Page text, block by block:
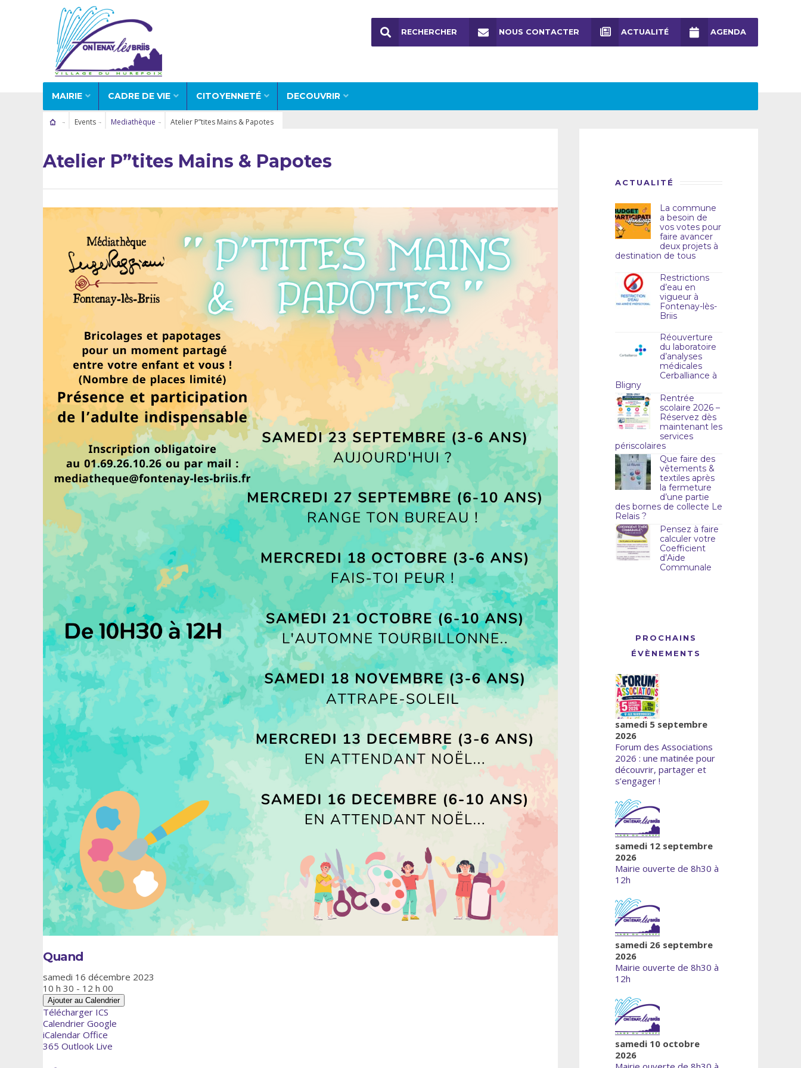
MAIRIE CADRE DE VIE CITOYENNETÉ DECOUVRIR
RECHERCHER NOUS CONTACTER ACTUALITÉ AGENDA
Events Mediathèque Atelier P”tites Mains & Papotes
Atelier P”tites Mains & Papotes
Quand
samedi 16 décembre 2023
10 h 30 - 12 h 00
Ajouter au Calendrier
Télécharger ICS
Calendrier Google
iCalendar Office
365 Outlook Live
ACTUALITÉ
La commune
a besoin de
vos votes pour
faire avancer
deux projets à
destination de tous
Restrictions
d’eau en
vigueur à
Fontenay-lès-
Briis
Réouverture
du laboratoire
d’analyses
médicales
Cerballiance à
Bligny
Rentrée
scolaire 2026 –
Réservez dès
maintenant les
services
périscolaires
Que faire des
vêtements &
textiles après
la fermeture
d’une partie
des bornes de collecte Le
Relais ?
Pensez à faire
calculer votre
Coefficient
d’Aide
Communale
PROCHAINS
ÉVÈNEMENTS
samedi 5 septembre
2026
Forum des Associations
2026 : une matinée pour
découvrir, partager et
s’engager !
samedi 12 septembre
2026
Mairie ouverte de 8h30 à
12h
samedi 26 septembre
2026
Mairie ouverte de 8h30 à
12h
samedi 10 octobre
2026